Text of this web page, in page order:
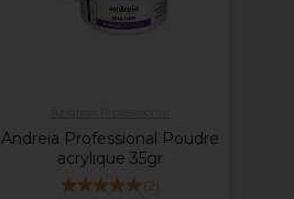
Andreia Professional Poudre
acrylique 35gr
(2)